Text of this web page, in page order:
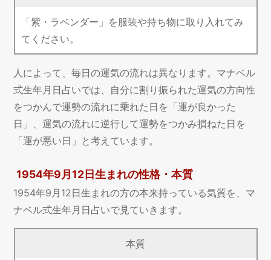
「紫・ラベンダー」を服装や持ち物に取り入れてみ
てください。
人によって、毎日の運気の流れは異なります。マナベル
式生年月日占いでは、自分に割り振られた運気の方向性
をつかんで運勢の流れに乗れた日を「運が良かった
日」、運気の流れに逆行して運勢をつかみ損ねた日を
「運が悪い日」と考えています。
1954年9月12日生まれの性格・本質
1954年9月12日生まれの方の本来持っている気質を、マ
ナベル式生年月日占いで見ていきます。
本質